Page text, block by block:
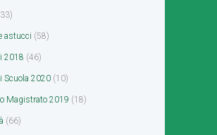
astucci (58)
2018 (46)
Scuola 2020 (10)
Magistrato 2019 (18)
(66)